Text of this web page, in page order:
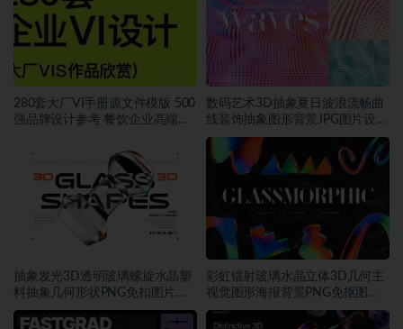
280套大厂VI手册源文件模版 500
强品牌设计参考 餐饮企业高端矢
数码艺术3D抽象夏日波浪流畅曲
线装饰抽象图形背景JPG图片设计
素材
抽象发光3D透明玻璃螺旋水晶塑
料抽象几何形状PNG免扣图片设
计素材
彩虹镭射玻璃水晶立体3D几何主
视觉图形海报背景PNG免抠图片
素材